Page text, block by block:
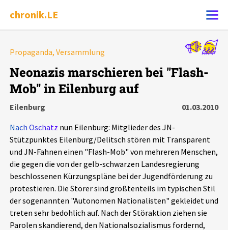
chronik.LE
Ereignis melden
Chronik
Leipziger Zustände
Schlaglichter
Phänomene
Propaganda, Versammlung
Neonazis marschieren bei "Flash-
Mob" in Eilenburg auf
Eilenburg
01.03.2010
Nach Oschatz nun Eilenburg: Mitglieder des JN-
Stützpunktes Eilenburg/Delitsch stören mit Transparent
und JN-Fahnen einen "Flash-Mob" von mehreren Menschen,
die gegen die von der gelb-schwarzen Landesregierung
beschlossenen Kürzungspläne bei der Jugendförderung zu
protestieren. Die Störer sind größtenteils im typischen Stil
der sogenannten "Autonomen Nationalisten" gekleidet und
treten sehr bedohlich auf. Nach der Störaktion ziehen sie
Parolen skandierend, den Nationalsozialismus fordernd,
Alle Ereignisse
Ereignisse
Ereignisse Statistik